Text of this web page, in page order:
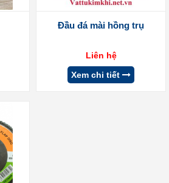
Đầu đá mài hồng trụ
Liên hệ
Xem chi tiết